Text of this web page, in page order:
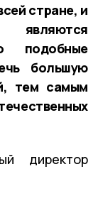
стране, и
подобные
большую
тем самым
директор